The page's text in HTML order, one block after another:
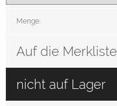
Menge:
Auf die Merkliste
nicht auf Lager